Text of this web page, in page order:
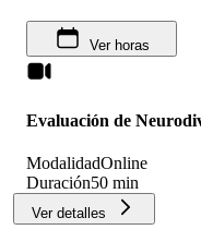
Ver horas
Evaluación de
ModalidadOnline
Duración50 min
Ver detalles